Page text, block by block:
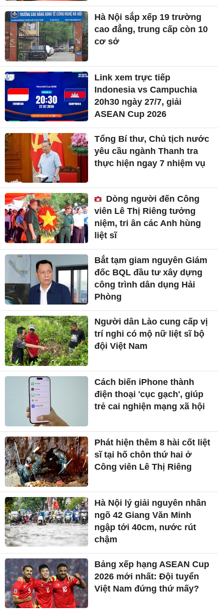
Hà Nội sắp xếp 19 trường
cao đẳng, trung cấp còn 10
cơ sở
Link xem trực tiếp
Indonesia vs Campuchia
20h30 ngày 27/7, giải
ASEAN Cup 2026
Tổng Bí thư, Chủ tịch nước
yêu cầu ngành Thanh tra
thực hiện ngay 7 nhiệm vụ
Dòng người đến Công
viên Lê Thị Riêng tưởng
niệm, tri ân các Anh hùng
liệt sĩ
Bắt tạm giam nguyên Giám
đốc BQL đầu tư xây dựng
công trình dân dụng Hải
Phòng
Người dân Lào cung cấp vị
trí nghi có mộ nữ liệt sĩ bộ
đội Việt Nam
Cách biến iPhone thành
điện thoại 'cục gạch', giúp
trẻ cai nghiện mạng xã hội
Phát hiện thêm 8 hài cốt liệt
sĩ tại hố chôn thứ hai ở
Công viên Lê Thị Riêng
Hà Nội lý giải nguyên nhân
ngõ 42 Giang Văn Minh
ngập tới 40cm, nước rút
chậm
Bảng xếp hạng ASEAN Cup
2026 mới nhất: Đội tuyển
Việt Nam đứng thứ mấy?